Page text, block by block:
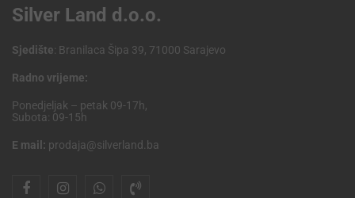
Silver Land d.o.o.
Sjedište: Branilaca Šipa 39, 71000 Sarajevo
Radno vrijeme:
Ponedjeljak – petak 09-17h,
Subota: 09-15h
E mail: prodaja@silverland.ba